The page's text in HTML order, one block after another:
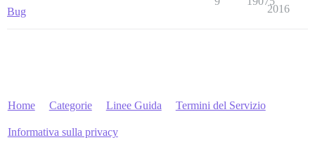
Bug
2016
Home Categorie Linee Guida Termini del Servizio
Informativa sulla privacy